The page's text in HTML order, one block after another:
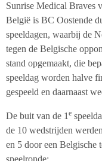
Sunrise Medical Braves
België is BC Oostende
speeldagen, waarbij de
tegen de Belgische
stand opgemaakt, die
speeldag worden halve
gespeeld en daarnaast
De buit van de 1 e
de 10 wedstrijden
en 5 door een Belgische
speelronde: